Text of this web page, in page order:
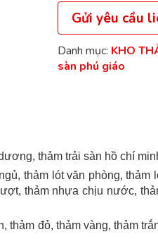
Gửi yêu cầu
Danh mục: KHO
sàn phú giáo
thảm trải sàn hồ chí
thảm lót văn phòng, thảm
thảm nhựa chịu nước,
đỏ, thảm vàng, thảm